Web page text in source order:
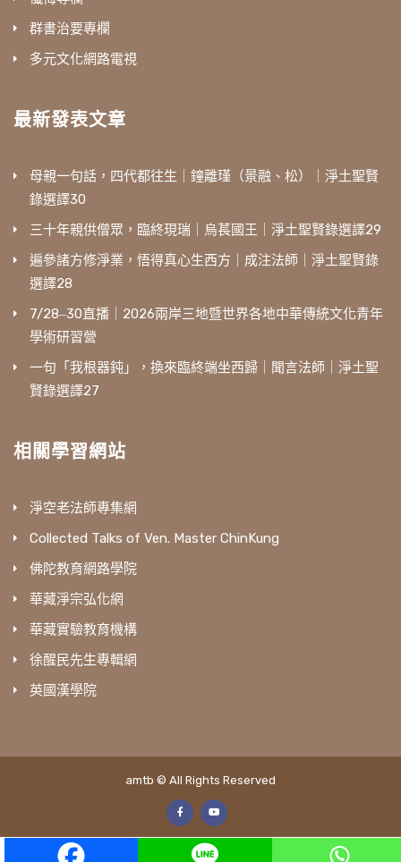
群書治要專欄
多元文化網路電視
最新發表文章
母親一句話，四代都往生｜鐘離瑾（景融、松）｜淨土聖賢
錄選譯30
三十年親供僧眾，臨終現瑞｜烏萇國王｜淨土聖賢錄選譯29
遍參諸方修淨業，悟得真心生西方｜成注法師｜淨土聖賢錄
選譯28
7/28‒30直播｜2026兩岸三地暨世界各地中華傳統文化青年
學術研習營
一句「我根器鈍」，換來臨終端坐西歸｜聞言法師｜淨土聖
賢錄選譯27
相關學習網站
淨空老法師專集網
Collected Talks of Ven. Master ChinKung
佛陀教育網路學院
華藏淨宗弘化網
華藏實驗教育機構
徐醒民先生專輯網
英國漢學院
amtb © All Rights Reserved